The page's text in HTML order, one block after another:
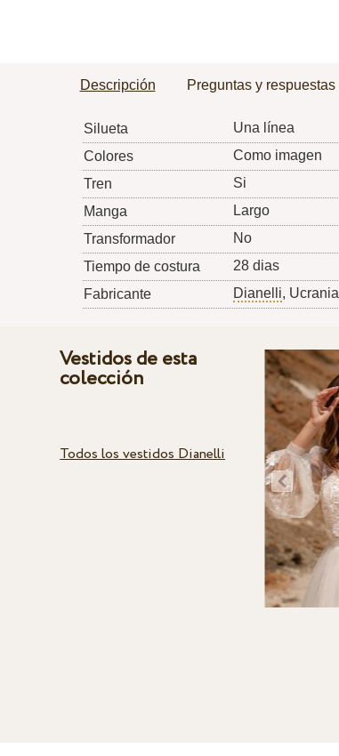
Descripción Preguntas y respuestas
Silueta
Una línea
Colores
Como imagen
Tren
Si
Manga
Largo
Transformador
No
Tiempo de costura
28 dias
Fabricante
Dianelli, Ucrania
Vestidos de esta
colección
Todos los vestidos Dianelli